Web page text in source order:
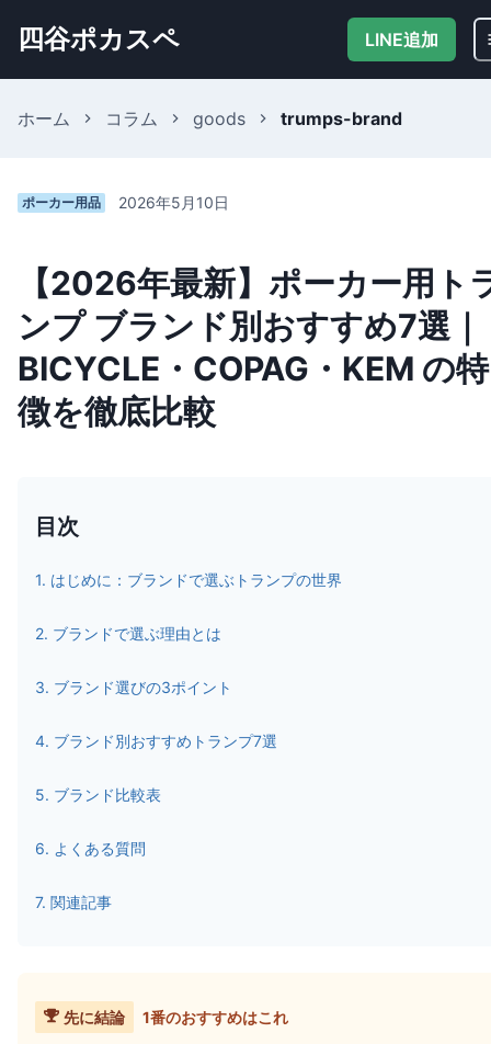
四谷ポカスペ LINE追加
ホーム コラム goods trumps-brand
ポーカー用品 2026年5月10日
【2026年最新】ポーカー用ト
ンプ ブランド別おすすめ7選｜
BICYCLE・COPAG・KEM の特
徴を徹底比較
目次
1. はじめに：ブランドで選ぶトランプの世界
2. ブランドで選ぶ理由とは
3. ブランド選びの3ポイント
4. ブランド別おすすめトランプ7選
5. ブランド比較表
6. よくある質問
7. 関連記事
先に結論 1番のおすすめはこれ